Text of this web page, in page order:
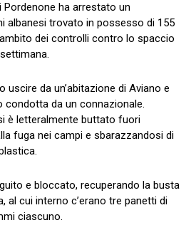
Pordenone ha arrestato un
albanesi trovato in possesso di 155
dei controlli contro lo spaccio
uscire da un’abitazione di Aviano e
condotta da un connazionale.
è letteralmente buttato fuori
fuga nei campi e sbarazzandosi di
e bloccato, recuperando la busta
al cui interno c’erano tre panetti di
ciascuno.